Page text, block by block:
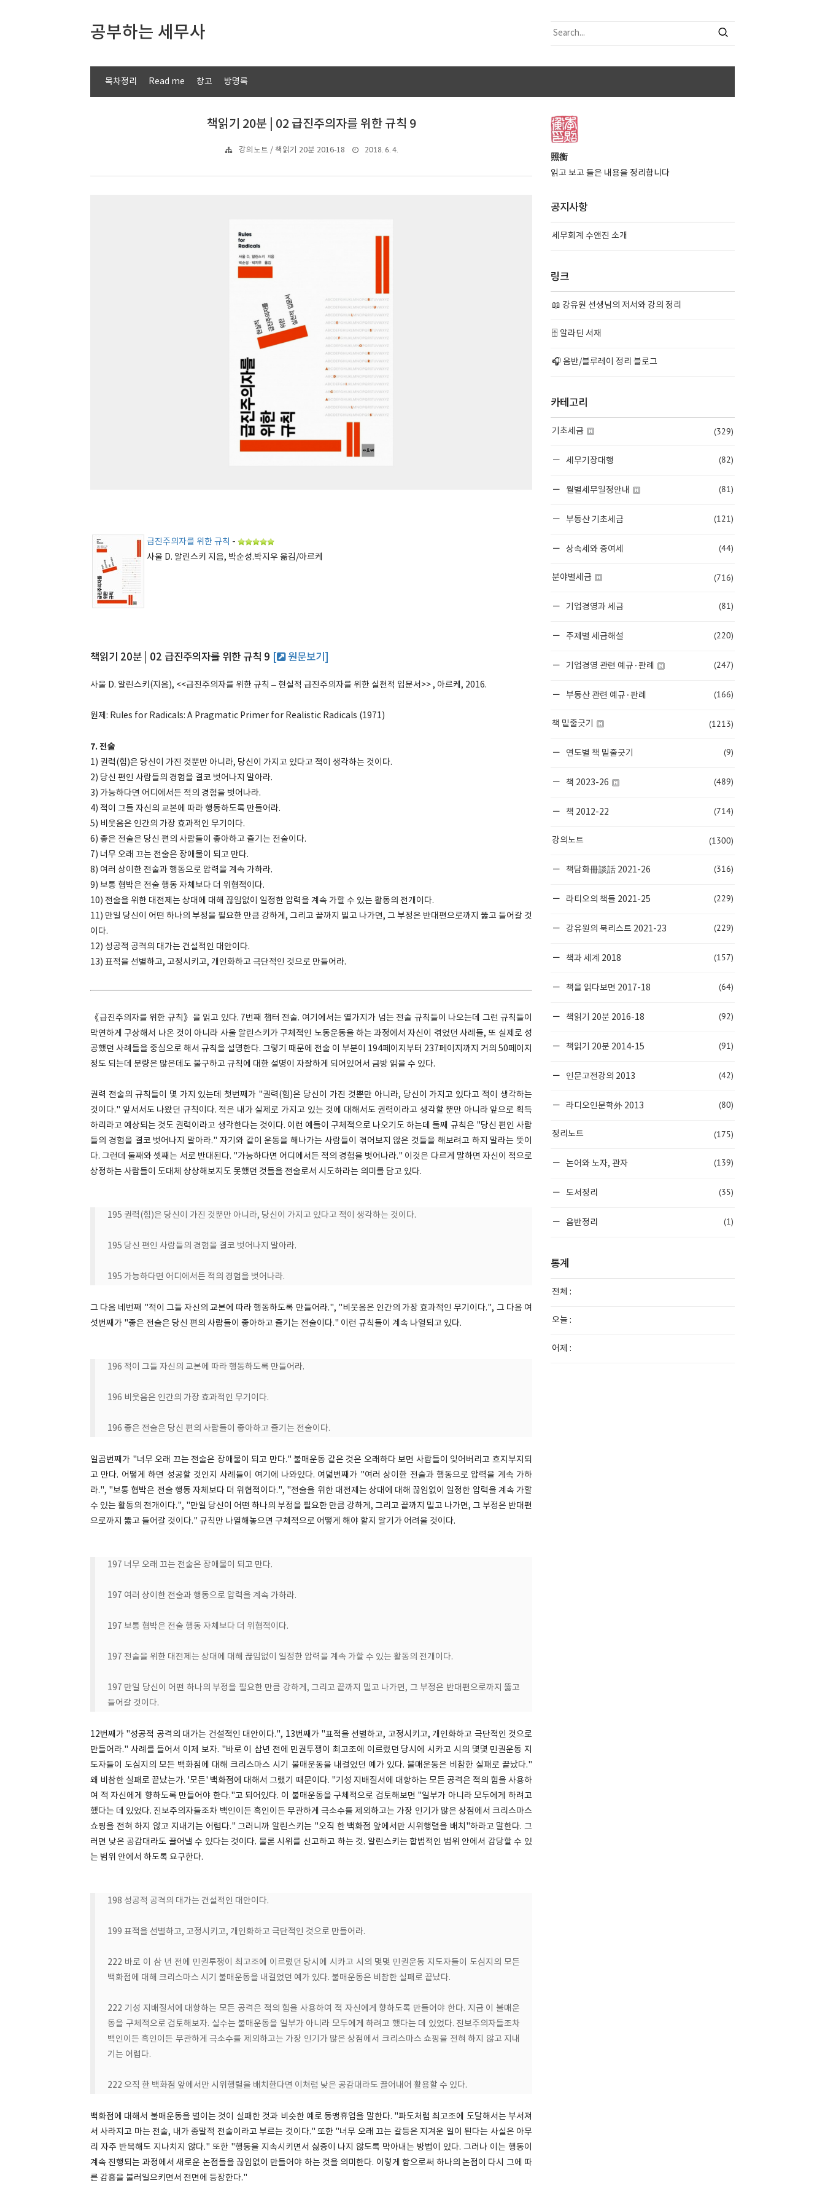
공부하는 세무사
목차정리 Read me 창고 방명록
책읽기 20분 | 02 급진주의자를 위한 규칙 9
강의노트 / 책읽기 20분 2016-18 2018. 6. 4.
급진주의자를 위한 규칙 -
사울 D. 알린스키 지음, 박순성.박지우 옮김/아르케
책읽기 20분 | 02 급진주의자를 위한 규칙 9 원문보기]
사울 D. 알린스키(지음), <<급진주의자를 위한 규칙 – 현실적 급진주의자를 위한 실천적 입문서>> , 아르케, 2016.
원제: Rules for Radicals: A Pragmatic Primer for Realistic Radicals (1971)
7. 전술
1) 권력(힘)은 당신이 가진 것뿐만 아니라, 당신이 가지고 있다고 적이 생각하는 것이다.
2) 당신 편인 사람들의 경험을 결코 벗어나지 말아라.
3) 가능하다면 어디에서든 적의 경험을 벗어나라.
4) 적이 그들 자신의 교본에 따라 행동하도록 만들어라.
5) 비웃음은 인간의 가장 효과적인 무기이다.
6) 좋은 전술은 당신 편의 사람들이 좋아하고 즐기는 전술이다.
7) 너무 오래 끄는 전술은 장애물이 되고 만다.
8) 여러 상이한 전술과 행동으로 압력을 계속 가하라.
9) 보통 협박은 전술 행동 자체보다 더 위협적이다.
10) 전술을 위한 대전제는 상대에 대해 끊임없이 일정한 압력을 계속 가할 수 있는 활동의 전개이다.
11) 만일 당신이 어떤 하나의 부정을 필요한 만큼 강하게, 그리고 끝까지 밀고 나가면, 그 부정은 반대편으로까지 뚫고 들어갈 것
이다.
12) 성공적 공격의 대가는 건설적인 대안이다.
13) 표적을 선별하고, 고정시키고, 개인화하고 극단적인 것으로 만들어라.
《급진주의자를 위한 규칙》을 읽고 있다. 7번째 챕터 전술. 여기에서는 열가지가 넘는 전술 규칙들이 나오는데 그런 규칙들이
막연하게 구상해서 나온 것이 아니라 사울 알린스키가 구체적인 노동운동을 하는 과정에서 자신이 겪었던 사례들, 또 실제로 성
공했던 사례들을 중심으로 해서 규칙을 설명한다. 그렇기 때문에 전술 이 부분이 194페이지부터 237페이지까지 거의 50페이지
정도 되는데 분량은 많은데도 불구하고 규칙에 대한 설명이 자잘하게 되어있어서 금방 읽을 수 있다.
권력 전술의 규칙들이 몇 가지 있는데 첫번째가 "권력(힘)은 당신이 가진 것뿐만 아니라, 당신이 가지고 있다고 적이 생각하는
것이다." 앞서서도 나왔던 규칙이다. 적은 내가 실제로 가지고 있는 것에 대해서도 권력이라고 생각할 뿐만 아니라 앞으로 획득
하리라고 예상되는 것도 권력이라고 생각한다는 것이다. 이런 예들이 구체적으로 나오기도 하는데 둘째 규칙은 "당신 편인 사람
들의 경험을 결코 벗어나지 말아라." 자기와 같이 운동을 해나가는 사람들이 겪어보지 않은 것들을 해보려고 하지 말라는 뜻이
다. 그런데 둘째와 셋째는 서로 반대된다. "가능하다면 어디에서든 적의 경험을 벗어나라." 이것은 다르게 말하면 자신이 적으로
상정하는 사람들이 도대체 상상해보지도 못했던 것들을 전술로서 시도하라는 의미를 담고 있다.
195 권력(힘)은 당신이 가진 것뿐만 아니라, 당신이 가지고 있다고 적이 생각하는 것이다.
195 당신 편인 사람들의 경험을 결코 벗어나지 말아라.
195 가능하다면 어디에서든 적의 경험을 벗어나라.
그 다음 네번째 "적이 그들 자신의 교본에 따라 행동하도록 만들어라.", "비웃음은 인간의 가장 효과적인 무기이다.", 그 다음 여
섯번째가 "좋은 전술은 당신 편의 사람들이 좋아하고 즐기는 전술이다." 이런 규칙들이 계속 나열되고 있다.
196 적이 그들 자신의 교본에 따라 행동하도록 만들어라.
196 비웃음은 인간의 가장 효과적인 무기이다.
196 좋은 전술은 당신 편의 사람들이 좋아하고 즐기는 전술이다.
일곱번째가 "너무 오래 끄는 전술은 장애물이 되고 만다." 불매운동 같은 것은 오래하다 보면 사람들이 잊어버리고 흐지부지되
고 만다. 어떻게 하면 성공할 것인지 사례들이 여기에 나와있다. 여덟번째가 "여러 상이한 전술과 행동으로 압력을 계속 가하
라.", "보통 협박은 전술 행동 자체보다 더 위협적이다.", "전술을 위한 대전제는 상대에 대해 끊임없이 일정한 압력을 계속 가할
수 있는 활동의 전개이다.", "만일 당신이 어떤 하나의 부정을 필요한 만큼 강하게, 그리고 끝까지 밀고 나가면, 그 부정은 반대편
으로까지 뚫고 들어갈 것이다." 규칙만 나열해놓으면 구체적으로 어떻게 해야 할지 알기가 어려울 것이다.
197 너무 오래 끄는 전술은 장애물이 되고 만다.
197 여러 상이한 전술과 행동으로 압력을 계속 가하라.
197 보통 협박은 전술 행동 자체보다 더 위협적이다.
197 전술을 위한 대전제는 상대에 대해 끊임없이 일정한 압력을 계속 가할 수 있는 활동의 전개이다.
197 만일 당신이 어떤 하나의 부정을 필요한 만큼 강하게, 그리고 끝까지 밀고 나가면, 그 부정은 반대편으로까지 뚫고
들어갈 것이다.
12번째가 "성공적 공격의 대가는 건설적인 대안이다.", 13번째가 "표적을 선별하고, 고정시키고, 개인화하고 극단적인 것으로
만들어라." 사례를 들어서 이제 보자. "바로 이 삼년 전에 민권투쟁이 최고조에 이르렀던 당시에 시카고 시의 몇몇 민권운동 지
도자들이 도심지의 모든 백화점에 대해 크리스마스 시기 불매운동을 내걸었던 예가 있다. 불매운동은 비참한 실패로 끝났다."
왜 비참한 실패로 끝났는가. '모든' 백화점에 대해서 그랬기 때문이다. "기성 지배질서에 대항하는 모든 공격은 적의 힘을 사용하
여 적 자신에게 향하도록 만들어야 한다."고 되어있다. 이 불매운동을 구체적으로 검토해보면 "일부가 아니라 모두에게 하려고
했다는 데 있었다. 진보주의자들조차 백인이든 흑인이든 무관하게 극소수를 제외하고는 가장 인기가 많은 상점에서 크리스마스
쇼핑을 전혀 하지 않고 지내기는 어렵다." 그러니까 알린스키는 "오직 한 백화점 앞에서만 시위행렬을 배치"하라고 말한다. 그
러면 낮은 공감대라도 끌어낼 수 있다는 것이다. 물론 시위를 신고하고 하는 것. 알린스키는 합법적인 범위 안에서 감당할 수 있
는 범위 안에서 하도록 요구한다.
198 성공적 공격의 대가는 건설적인 대안이다.
199 표적을 선별하고, 고정시키고, 개인화하고 극단적인 것으로 만들어라.
222 바로 이 삼 년 전에 민권투쟁이 최고조에 이르렀던 당시에 시카고 시의 몇몇 민권운동 지도자들이 도심지의 모든
백화점에 대해 크리스마스 시기 불매운동을 내걸었던 예가 있다. 불매운동은 비참한 실패로 끝났다.
222 기성 지배질서에 대항하는 모든 공격은 적의 힘을 사용하여 적 자신에게 향하도록 만들어야 한다. 지금 이 불매운
동을 구체적으로 검토해보자. 실수는 불매운동을 일부가 아니라 모두에게 하려고 했다는 데 있었다. 진보주의자들조차
백인이든 흑인이든 무관하게 극소수를 제외하고는 가장 인기가 많은 상점에서 크리스마스 쇼핑을 전혀 하지 않고 지내
기는 어렵다.
222 오직 한 백화점 앞에서만 시위행렬을 배치한다면 이처럼 낮은 공감대라도 끌어내어 활용할 수 있다.
백화점에 대해서 불매운동을 벌이는 것이 실패한 것과 비슷한 예로 동맹휴업을 말한다. "파도처럼 최고조에 도달해서는 부서져
서 사라지고 마는 전술, 내가 종말적 전술이라고 부르는 것이다." 또한 "너무 오래 끄는 갈등은 지겨운 일이 된다는 사실은 아무
리 자주 반복해도 지나치지 않다." 또한 "행동을 지속시키면서 싫증이 나지 않도록 막아내는 방법이 있다. 그러나 이는 행동이
계속 진행되는 과정에서 새로운 논점들을 끊임없이 만들어야 하는 것을 의미한다. 이렇게 함으로써 하나의 논점이 다시 그에 따
른 감흥을 불러일으키면서 전면에 등장한다."
照衡
읽고 보고 들은 내용을 정리합니다
공지사항
세무회계 수앤진 소개
링크
📖 강유원 선생님의 저서와 강의 정리
🗄️ 알라딘 서재
🎧 음반/블루레이 정리 블로그
카테고리
기초세금 (329)
세무기장대행 (82)
월별세무일정안내 (81)
부동산 기초세금 (121)
상속세와 증여세 (44)
분야별세금 (716)
기업경영과 세금 (81)
주제별 세금해설 (220)
기업경영 관련 예규·판례 (247)
부동산 관련 예규·판례 (166)
책 밑줄긋기 (1213)
연도별 책 밑줄긋기 (9)
책 2023-26 (489)
책 2012-22 (714)
강의노트 (1300)
책담화冊談話 2021-26 (316)
라티오의 책들 2021-25 (229)
강유원의 북리스트 2021-23 (229)
책과 세계 2018 (157)
책을 읽다보면 2017-18 (64)
책읽기 20분 2016-18 (92)
책읽기 20분 2014-15 (91)
인문고전강의 2013 (42)
라디오인문학外 2013 (80)
정리노트 (175)
논어와 노자, 관자 (139)
도서정리 (35)
음반정리 (1)
통계
전체 :
오늘 :
어제 :